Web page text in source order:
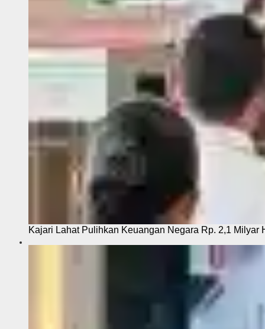
Kajari Lahat Pulihkan Keuangan Negara Rp. 2,1 Milyar